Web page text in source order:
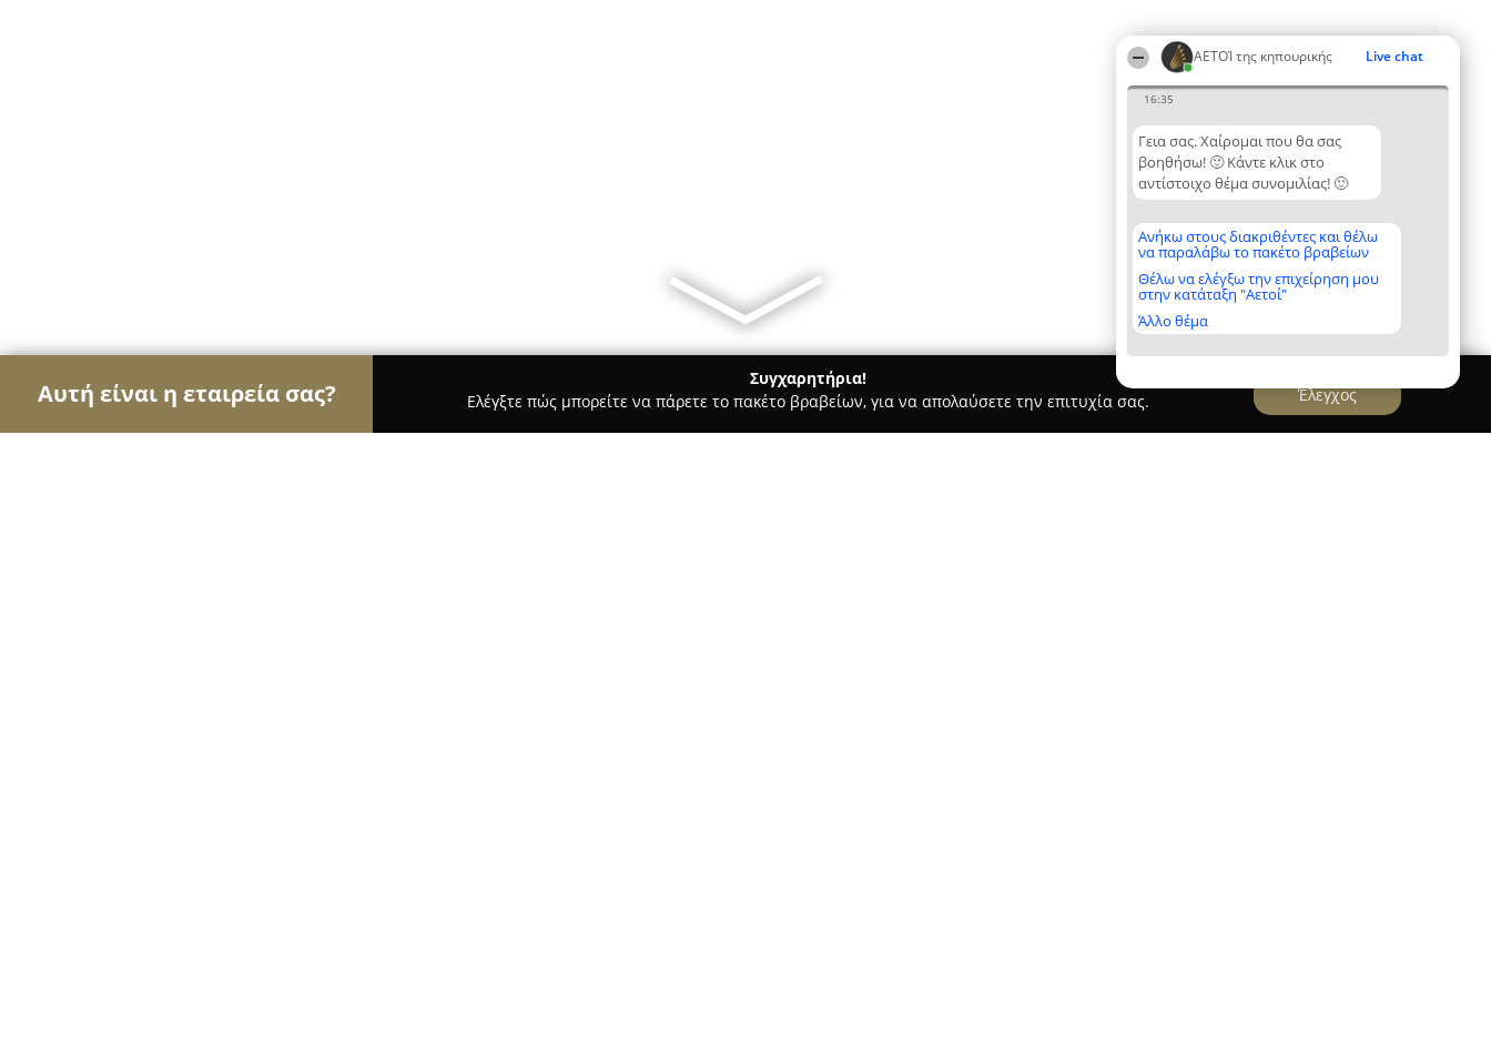
ΑΕΤΟΊ της κηπουρικής Live chat
16:35
Γεια σας. Χαίρομαι που θα σας
βοηθήσω! 🙂 Κάντε κλικ στο
αντίστοιχο θέμα συνομιλίας! 🙂
Ανήκω στους διακριθέντες και θέλω
να παραλάβω το πακέτο βραβείων
Θέλω να ελέγξω την επιχείρηση μου
στην κατάταξη "Αετοί"
Άλλο θέμα
Αυτή είναι η εταιρεία σας?
Συγχαρητήρια!
Ελέγξτε πώς μπορείτε να πάρετε το πακέτο βραβείων, για να απολαύσετε την επιτυχία σας.
Έλεγχος